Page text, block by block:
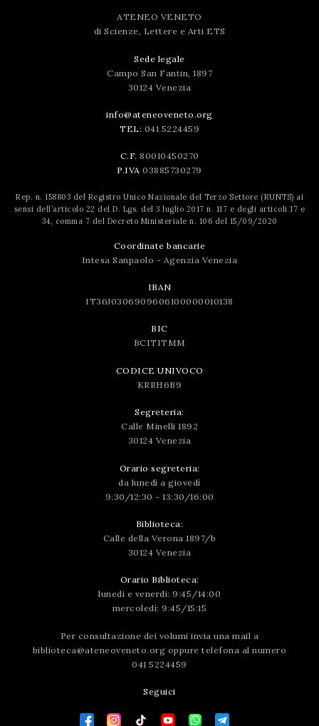
ATENEO VENETO
di Scienze, Lettere e Arti ETS
Sede legale
Campo San Fantin, 1897
30124 Venezia
info@ateneoveneto.org
TEL: 041 5224459
C.F. 80010450270
P.IVA 03885730279
Rep. n. 158803 del Registro Unico Nazionale del Terzo Settore (RUNTS) ai
sensi dell’articolo 22 del D. Lgs. del 3 luglio 2017 n. 117 e degli articoli 17 e
34, comma 7 del Decreto Ministeriale n. 106 del 15/09/2020
Coordinate bancarie
Intesa Sanpaolo - Agenzia Venezia
IBAN
IT36J0306909606100000010138
BIC
BCITITMM
CODICE UNIVOCO
KRRH6B9
Segreteria:
Calle Minelli 1892
30124 Venezia
Orario segreteria:
da lunedì a giovedì
9:30/12:30 - 13:30/16:00
Biblioteca:
Calle della Verona 1897/b
30124 Venezia
Orario Biblioteca:
lunedì e venerdì: 9:45/14:00
mercoledì: 9:45/15:15
Per consultazione dei volumi invia una mail a
biblioteca@ateneoveneto.org oppure telefona al numero
041 5224459
Seguici